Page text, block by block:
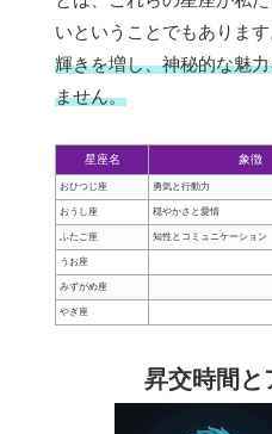
いということでもあります
輝きを増し、神秘的な魅
ません。
星座名 象徴
おひつじ座 勇気と行動力
おうし座 穏やかさと愛情
ふたご座 知性とコミュニケーション
うお座
みずがめ座
やぎ座
昇交時間と